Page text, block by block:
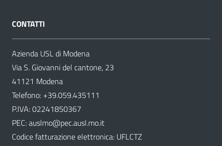
CONTATTI
Azienda USL di Modena
Via S. Giovanni del cantone, 23
41121 Modena
Telefono: +39.059.435111
P.IVA: 02241850367
PEC:auslmo@pec.ausl.mo.it
Codice fatturazione elettronica: UFLCTZ